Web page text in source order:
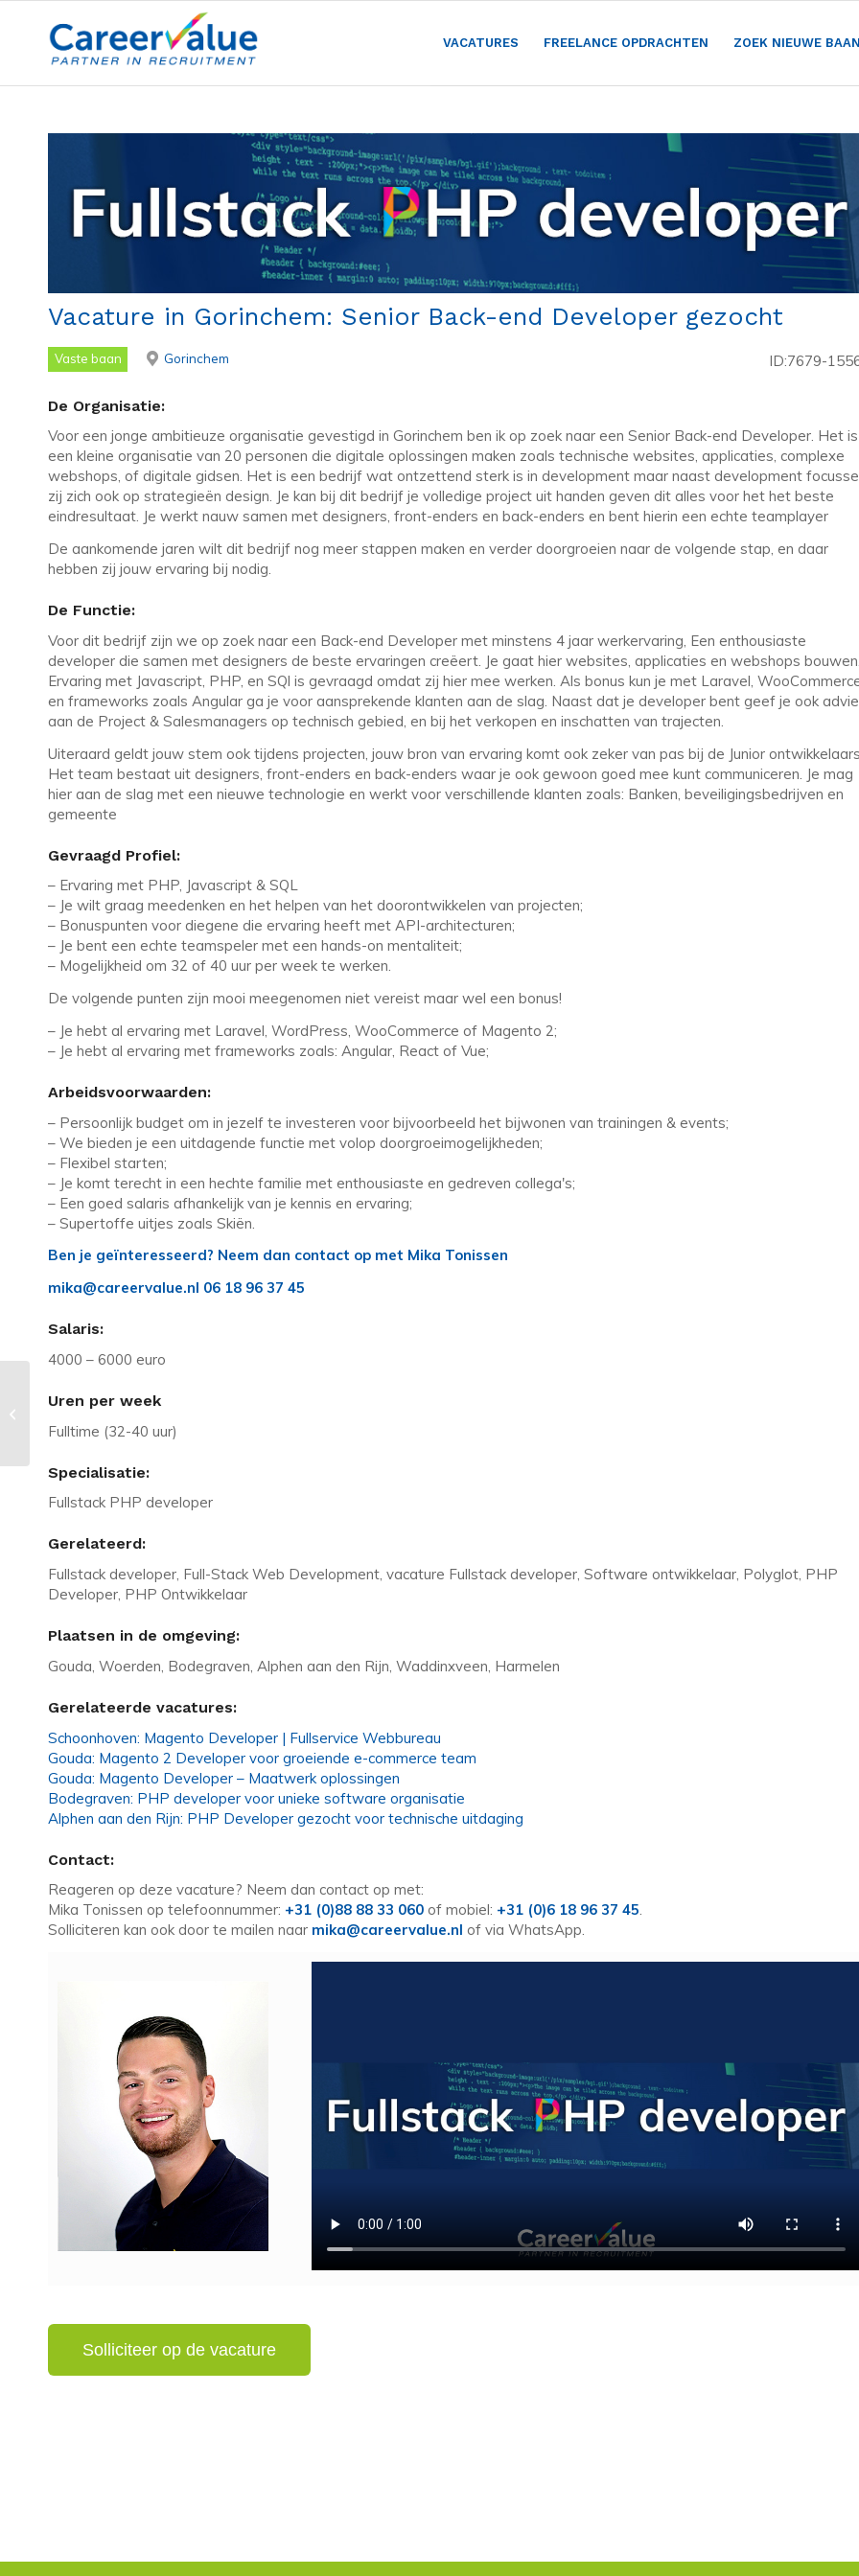
VACATURES FREELANCE OPDRACHTEN ZOEK NIEUWE BAAN
Vacature in Gorinchem: Senior Back-end Developer gezocht
Vaste baan Gorinchem ID:7679-
De Organisatie:
Voor een jonge ambitieuze organisatie gevestigd in Gorinchem ben ik op zoek naar een Senior Back-end Developer. Het is
een kleine organisatie van 20 personen die digitale oplossingen maken zoals technische websites, applicaties, complexe
webshops, of digitale gidsen. Het is een bedrijf wat ontzettend sterk is in development maar naast development
zij zich ook op strategieën design. Je kan bij dit bedrijf je volledige project uit handen geven dit alles voor het het beste
eindresultaat. Je werkt nauw samen met designers, front-enders en back-enders en bent hierin een echte teamplayer
De aankomende jaren wilt dit bedrijf nog meer stappen maken en verder doorgroeien naar de volgende stap, en daar
hebben zij jouw ervaring bij nodig.
De Functie:
Voor dit bedrijf zijn we op zoek naar een Back-end Developer met minstens 4 jaar werkervaring, Een enthousiaste
developer die samen met designers de beste ervaringen creëert. Je gaat hier websites, applicaties en webshops bouwen.
Ervaring met Javascript, PHP, en SQl is gevraagd omdat zij hier mee werken. Als bonus kun je met Laravel,
en frameworks zoals Angular ga je voor aansprekende klanten aan de slag. Naast dat je developer bent geef je ook
aan de Project & Salesmanagers op technisch gebied, en bij het verkopen en inschatten van trajecten.
Uiteraard geldt jouw stem ook tijdens projecten, jouw bron van ervaring komt ook zeker van pas bij de Junior ontwikkelaars.
Het team bestaat uit designers, front-enders en back-enders waar je ook gewoon goed mee kunt communiceren. Je mag
hier aan de slag met een nieuwe technologie en werkt voor verschillende klanten zoals: Banken, beveiligingsbedrijven en
gemeente
Gevraagd Profiel:
– Ervaring met PHP, Javascript & SQL
– Je wilt graag meedenken en het helpen van het doorontwikkelen van projecten;
– Bonuspunten voor diegene die ervaring heeft met API-architecturen;
– Je bent een echte teamspeler met een hands-on mentaliteit;
– Mogelijkheid om 32 of 40 uur per week te werken.
De volgende punten zijn mooi meegenomen niet vereist maar wel een bonus!
– Je hebt al ervaring met Laravel, WordPress, WooCommerce of Magento 2;
– Je hebt al ervaring met frameworks zoals: Angular, React of Vue;
Arbeidsvoorwaarden:
– Persoonlijk budget om in jezelf te investeren voor bijvoorbeeld het bijwonen van trainingen & events;
– We bieden je een uitdagende functie met volop doorgroeimogelijkheden;
– Flexibel starten;
– Je komt terecht in een hechte familie met enthousiaste en gedreven collega's;
– Een goed salaris afhankelijk van je kennis en ervaring;
– Supertoffe uitjes zoals Skiën.
Ben je geïnteresseerd? Neem dan contact op met Mika Tonissen
mika@careervalue.nl 06 18 96 37 45
Salaris:
4000 – 6000 euro
Uren per week
Fulltime (32-40 uur)
Specialisatie:
Fullstack PHP developer
Gerelateerd:
Fullstack developer, Full-Stack Web Development, vacature Fullstack developer, Software ontwikkelaar, Polyglot, PHP
Developer, PHP Ontwikkelaar
Plaatsen in de omgeving:
Gouda, Woerden, Bodegraven, Alphen aan den Rijn, Waddinxveen, Harmelen
Gerelateerde vacatures:
Schoonhoven: Magento Developer | Fullservice Webbureau
Gouda: Magento 2 Developer voor groeiende e-commerce team
Gouda: Magento Developer – Maatwerk oplossingen
Bodegraven: PHP developer voor unieke software organisatie
Alphen aan den Rijn: PHP Developer gezocht voor technische uitdaging
Contact:
Reageren op deze vacature? Neem dan contact op met:
Mika Tonissen op telefoonnummer: +31 (0)88 88 33 060 of mobiel: +31 (0)6 18 96 37 45.
Solliciteren kan ook door te mailen naar mika@careervalue.nl of via WhatsApp.
Vacature in Almere: Fulstack .NET
ontwikkelaar/medium-lance/salaris
tot 90K